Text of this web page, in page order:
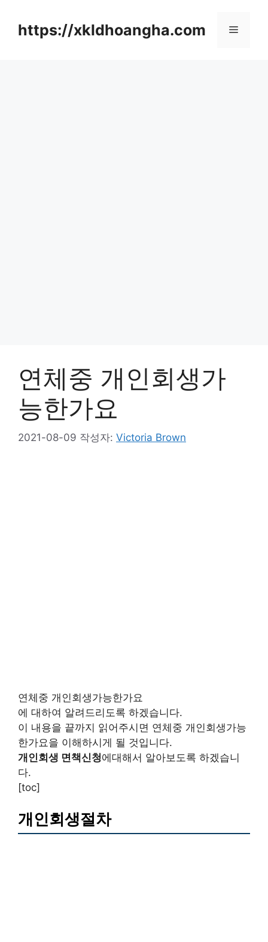
https://xkldhoangha.com 메
연체중 개인회생가
능한가요
2021-08-09 작성자: Victoria Brown
연체중 개인회생가능한가요
에 대하여 알려드리도록 하겠습니다.
이 내용을 끝까지 읽어주시면 연체중 개인회생가능
한가요을 이해하시게 될 것입니다.
개인회생 면책신청에대해서 알아보도록 하겠습니
다.
[toc]
개인회생절차